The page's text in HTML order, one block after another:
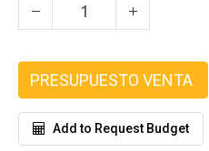
PRESUPUESTO VENTA
Add to Request Budget